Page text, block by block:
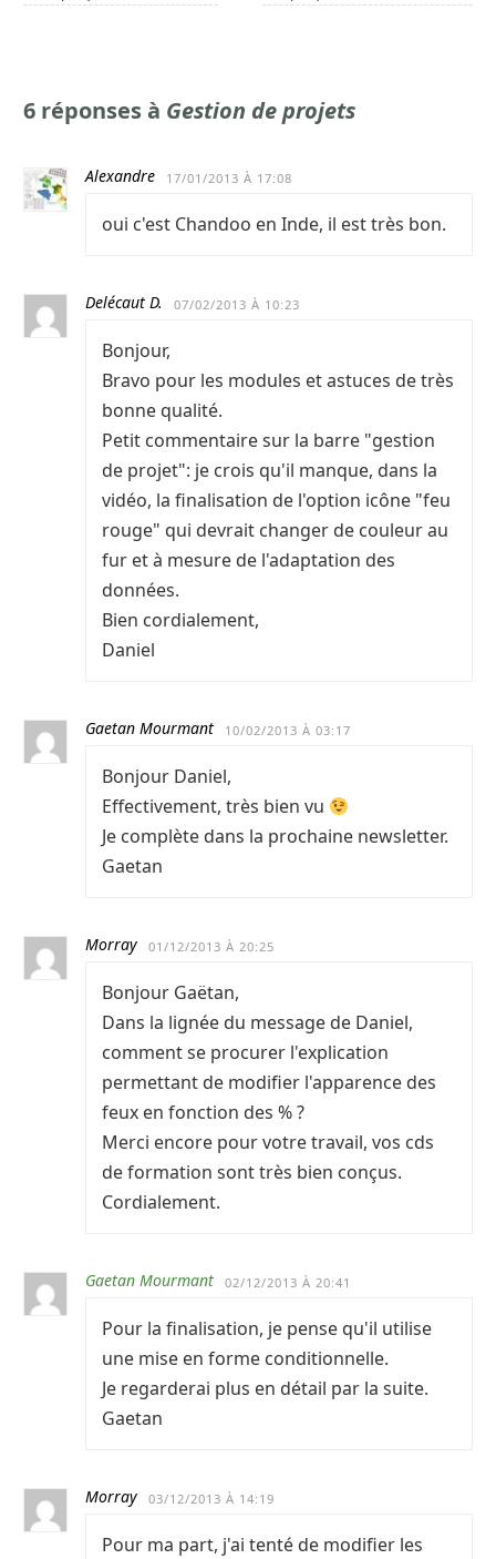
6 réponses à Gestion de projets
Alexandre 17/01/2013 À 17:08
oui c'est Chandoo en Inde, il est très bon.
Delécaut D. 07/02/2013 À 10:23
Bonjour,
Bravo pour les modules et astuces de très
bonne qualité.
Petit commentaire sur la barre "gestion
de projet": je crois qu'il manque, dans la
vidéo, la finalisation de l'option icône "feu
rouge" qui devrait changer de couleur au
fur et à mesure de l'adaptation des
données.
Bien cordialement,
Daniel
Gaetan Mourmant 10/02/2013 À 03:17
Bonjour Daniel,
Effectivement, très bien vu
Je complète dans la prochaine newsletter.
Gaetan
Morray 01/12/2013 À 20:25
Bonjour Gaëtan,
Dans la lignée du message de Daniel,
comment se procurer l'explication
permettant de modifier l'apparence des
feux en fonction des % ?
Merci encore pour votre travail, vos cds
de formation sont très bien conçus.
Cordialement.
Gaetan Mourmant 02/12/2013 À 20:41
Pour la finalisation, je pense qu'il utilise
une mise en forme conditionnelle.
Je regarderai plus en détail par la suite.
Gaetan
Morray 03/12/2013 À 14:19
Pour ma part, j'ai tenté de modifier les